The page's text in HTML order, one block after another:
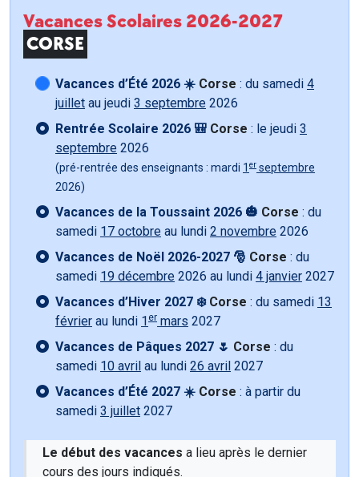
Vacances Scolaires 2026-2027
CORSE
Vacances d’Été 2026 ☀️ Corse : du samedi 4
juillet au jeudi 3 septembre 2026
Rentrée Scolaire 2026 🎒 Corse : le jeudi 3
septembre 2026
(pré-rentrée des enseignants : mardi 1 er septembre
2026)
Vacances de la Toussaint 2026 🎃 Corse : du
samedi 17 octobre au lundi 2 novembre 2026
Vacances de Noël 2026-2027 🎅 Corse : du
samedi 19 décembre 2026 au lundi 4 janvier 2027
Vacances d’Hiver 2027 ❄️ Corse : du samedi 13
février au lundi 1 er mars 2027
Vacances de Pâques 2027 🌷 Corse : du
samedi 10 avril au lundi 26 avril 2027
Vacances d’Été 2027 ☀️ Corse : à partir du
samedi 3 juillet 2027
Le début des vacances a lieu après le dernier
cours des jours indiqués.